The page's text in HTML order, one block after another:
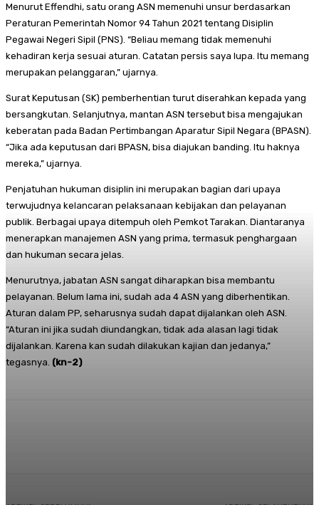
Menurut Effendhi, satu orang ASN memenuhi unsur berdasarkan
Peraturan Pemerintah Nomor 94 Tahun 2021 tentang Disiplin
Pegawai Negeri Sipil (PNS). “Beliau memang tidak memenuhi
kehadiran kerja sesuai aturan. Catatan persis saya lupa. Itu memang
merupakan pelanggaran,” ujarnya.
Surat Keputusan (SK) pemberhentian turut diserahkan kepada yang
bersangkutan. Selanjutnya, mantan ASN tersebut bisa mengajukan
keberatan pada Badan Pertimbangan Aparatur Sipil Negara (BPASN).
“Jika ada keputusan dari BPASN, bisa diajukan banding. Itu haknya
mereka,” ujarnya.
Penjatuhan hukuman disiplin ini merupakan bagian dari upaya
terwujudnya kelancaran pelaksanaan kebijakan dan pelayanan
publik. Berbagai upaya ditempuh oleh Pemkot Tarakan. Diantaranya
menerapkan manajemen ASN yang prima, termasuk penghargaan
dan hukuman secara jelas.
Menurutnya, jabatan ASN sangat diharapkan bisa membantu
pelayanan. Belum lama ini, sudah ada 4 ASN yang diberhentikan.
Aturan dalam PP, seharusnya sudah dapat dijalankan oleh ASN.
“Aturan ini jika sudah diundangkan, tidak ada alasan lagi tidak
dijalankan. Karena kan sudah dilakukan kajian dan jedanya,”
tegasnya. (kn-2)